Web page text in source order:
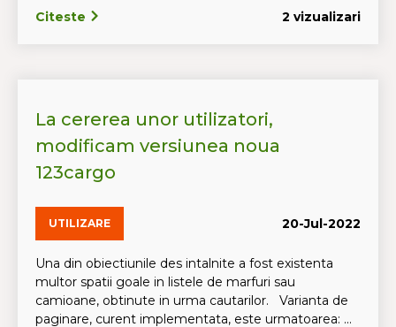
Citeste 2 vizualizari
La cererea unor utilizatori,
modificam versiunea noua
123cargo
UTILIZARE 20-Jul-2022
Una din obiectiunile des intalnite a fost existenta
multor spatii goale in listele de marfuri sau
camioane, obtinute in urma cautarilor. Varianta de
paginare, curent implementata, este urmatoarea: ...